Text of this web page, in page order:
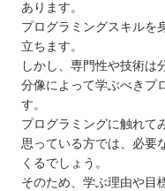
どんなプログラ
大人向け・子ど
い
プログラミング
【福岡】大人向
あります。
プログラミングスキルを
立ちます。
しかし、専門性や技術は
分像によって学ぶべきプ
す。
プログラミングに触れて
思っている方では、必要
くるでしょう。
そのため、学ぶ理由や目